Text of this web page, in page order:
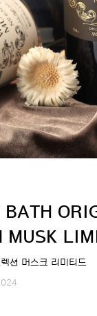
MUSK
션 머스크 리미티드